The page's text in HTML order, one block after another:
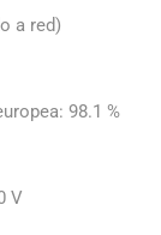
a red)
98.1 %
V